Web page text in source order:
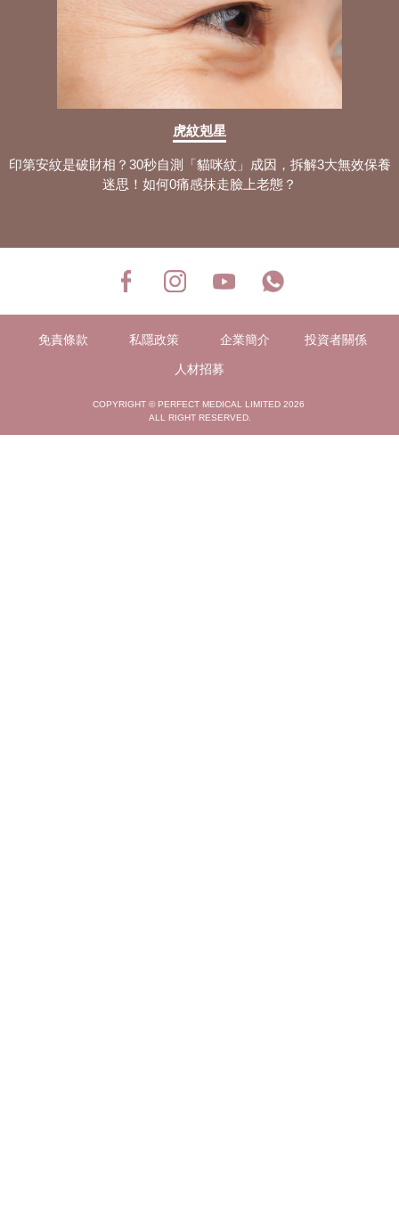
虎紋剋星
印第安紋是破財相？30秒自測「貓咪紋」成因，拆解3大無效保養
迷思！如何0痛感抹走臉上老態？
免責條款 私隱政策 企業簡介 投資者關係
人材招募
COPYRIGHT © PERFECT MEDICAL LIMITED 2026
ALL RIGHT RESERVED.